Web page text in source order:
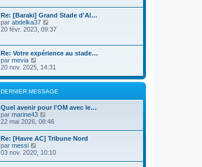
a
g
e
r
m
e
s
a
g
e
r
n
i
e
m
e
s
a
g
e
r
l
e
d
r
n
i
e
r
m
s
s
a
g
e
u
l
t
e
l
e
e
r
n
i
e
r
m
e
s
s
a
e
Re: [Baraki] Grand Stade d'Al…
par abdelka37
o
l
t
e
r
l
e
d
e
n
e
r
e
s
20 févr. 2023, 09:37
Re: Votre expérience au stade…
par mevia
s
l
t
e
r
e
d
n
i
20 nov. 2025, 14:31
DERNIER MESSAGE
Quel avenir pour l'OM avec le…
par marine43
o
s
u
l
t
e
22 mai 2026, 08:46
Re: [Havre AC] Tribune Nord
par messi
03 nov. 2020, 10:10